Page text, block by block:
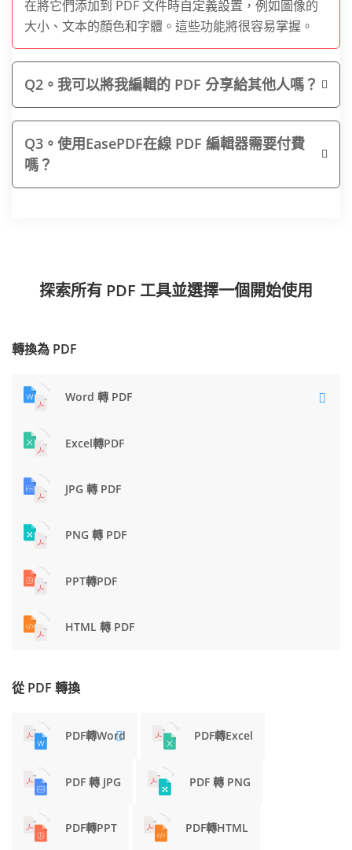
在將它們添加到 PDF 文件時自定義設置，例如圖像的
大小、文本的顏色和字體。這些功能將很容易掌握。
Q2。我可以將我編輯的 PDF 分享給其他人嗎？
Q3。使用EasePDF在線 PDF 編輯器需要付費
嗎？
探索所有 PDF 工具並選擇一個開始使用
轉換為 PDF
Word 轉 PDF
Excel轉PDF
JPG 轉 PDF
PNG 轉 PDF
PPT轉PDF
HTML 轉 PDF
從 PDF 轉換
PDF轉Word PDF轉Excel
PDF 轉 JPG PDF 轉 PNG
PDF轉PPT PDF轉HTML